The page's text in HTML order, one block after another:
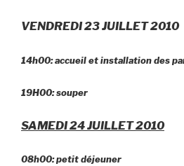
VENDREDI 23 JUILLET 2010
14h00: accueil et installation des
19H00: souper
SAMEDI 24 JUILLET 2010
08h00: petit déjeuner